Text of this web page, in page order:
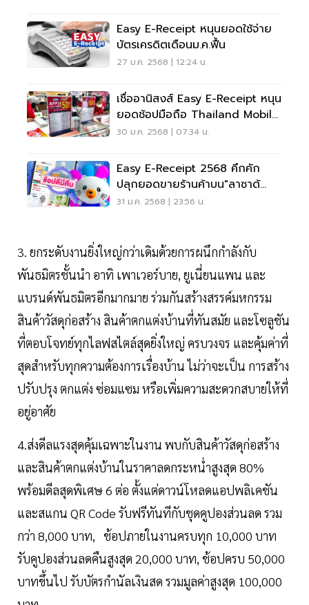
Easy E-Receipt หนุนยอดใช้จ่าย
บัตรเครดิตเดือนม.ค.ฟื้น
27 ม.ค. 2568 | 12:24 น.
เชื่ออานิสงส์ Easy E-Receipt หนุน
ยอดช้อปมือถือ Thailand Mobile
Expo 2025
30 ม.ค. 2568 | 07:34 น.
Easy E-Receipt 2568 คึกคัก
ปลุกยอดขายร้านค้าบน"ลาซาด้
า"พุ่ง 15 เท่า
31 ม.ค. 2568 | 23:56 น.
3. ยกระดับงานยิ่งใหญ่กว่าเดิมด้วยการผนึกกำลังกับ
พันธมิตรชั้นนำ อาทิ เพาเวอร์บาย, ยูเนี่ยนแพน และ
แบรนด์พันธมิตรอีกมากมาย ร่วมกันสร้างสรรค์มหกรรม
สินค้าวัสดุก่อสร้าง สินค้าตกแต่งบ้านที่ทันสมัย และโซลูชัน
ที่ตอบโจทย์ทุกไลฟสไตล์สุดยิ่งใหญ่ ครบวงจร และคุ้มค่าที่
สุดสำหรับทุกความต้องการเรื่องบ้าน ไม่ว่าจะเป็น การสร้าง
ปรับปรุง ตกแต่ง ซ่อมแซม หรือเพิ่มความสะดวกสบายให้ที่
อยู่อาศัย
4.ส่งดีลแรงสุดคุ้มเฉพาะในงาน พบกับสินค้าวัสดุก่อสร้าง
และสินค้าตกแต่งบ้านในราคาลดกระหน่ำสูงสุด 80%
พร้อมดีลสุดพิเศษ 6 ต่อ ตั้งแต่ดาวน์โหลดแอปพลิเคชัน
และสแกน QR Code รับฟรีทันทีกับชุดคูปองส่วนลด รวม
กว่า 8,000 บาท, ช้อปภายในงานครบทุก 10,000 บาท
รับคูปองส่วนลดคืนสูงสุด 20,000 บาท, ช้อปครบ 50,000
บาทขึ้นไป รับบัตรกำนัลเงินสด รวมมูลค่าสูงสุด 100,000